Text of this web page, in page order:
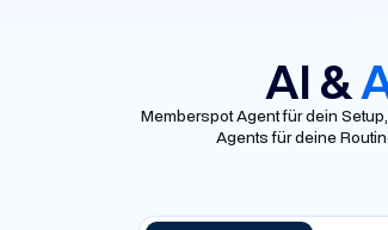
AI &
Memberspot Agent für dein
Agents für deine